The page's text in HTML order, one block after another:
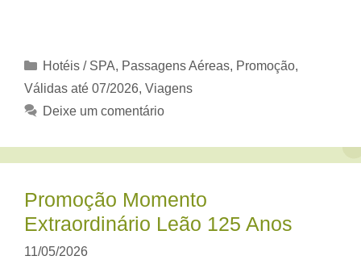
Categorias
Hotéis / SPA, Passagens Aéreas, Promoção,
Válidas até 07/2026, Viagens
Deixe um comentário
Promoção Momento
Extraordinário Leão 125 Anos
11/05/2026